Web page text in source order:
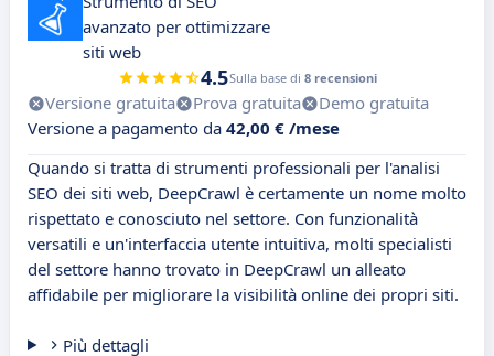
avanzato per ottimizzare
siti web
4.5Sulla base di 8 recensioni
Versione gratuita Prova gratuita
Demo gratuita
Versione a pagamento da 42,00 € /mese
Quando si tratta di strumenti professionali per l'analisi
SEO dei siti web, DeepCrawl è certamente un nome molto
rispettato e conosciuto nel settore. Con funzionalità
versatili e un'interfaccia utente intuitiva, molti specialisti
del settore hanno trovato in DeepCrawl un alleato
affidabile per migliorare la visibilità online dei propri siti.
Più dettagli